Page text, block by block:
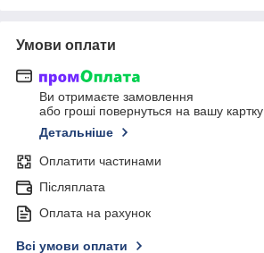
Умови оплати
Ви отримаєте замовлення
або гроші повернуться на вашу картку
Детальніше
Оплатити частинами
Післяплата
Оплата на рахунок
Всі умови оплати